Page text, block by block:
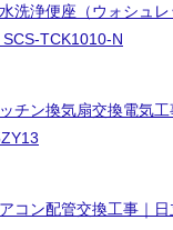
洗浄便座（ウォシュ
SCS-TCK1010-N
チン換気扇交換電気
コン配管交換工事｜